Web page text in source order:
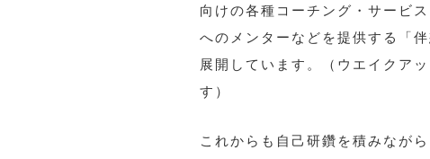
向けの各種コーチング・サービ
へのメンターなどを提供する「
展開しています。（ウエイクア
す）
これからも自己研鑽を積みなが